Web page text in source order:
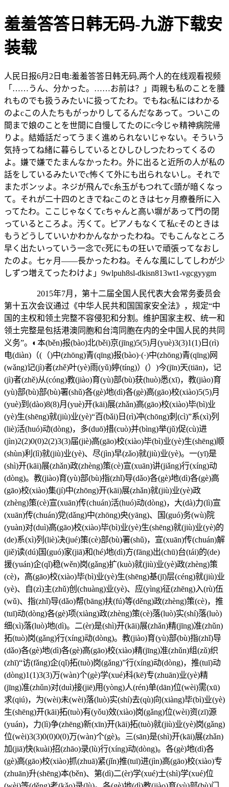
羞羞答答日韩无码-九游下载安
装载
人民日报6月2日电:羞羞答答日韩无码,两个人的在线观看视频
「……うん、分かった。……お前は？」両親も私のことを腫
れものでも扱うみたいに扱ってたわ。でもねc私にはわかる
のよcこの人たちもがっかりしてるんだなあって。ついこの
間まで娘のことを世間に自慢してたのにc今じゃ精神病院帰
りよ。結婚話だってうまく進められないじゃない。そういう
気持ってね緒に暮らしているとひしひしつたわってくるの
よ。嫌で嫌でたまんなかったわ。外に出ると近所の人が私の
話をしているみたいでc怖くて外にも出られないし。それで
またボンッよ。ネジが飛んでc糸玉がもつれてc頭が暗くなっ
て。それが二十四のときでねcこのときは七ヶ月療養所に入
ってたわ。ここじゃなくてcちゃんと高い塀があって門の閉
っているところよ。汚くて。ピアノもなくて私cそのときは
もうどうしていいかわかんなかったわね。でもこんなところ
早く出たいっていう一念でc死にもの狂いで頑張ってなおし
たのよ。七ヶ月――長かったわね。そんな風にしてしわが少
しずつ増えてったわけよ」9wlpuh8sl-dkisn813wt1-vgcgyygm
2015年7月，第十二届全国人民代表大会常务委员会
第十五次会议通过《中华人民共和国国家安全法》，规定“中
国的主权和领土完整不容侵犯和分割。维护国家主权、统一和
领土完整是包括港澳同胞和台湾同胞在内的全中国人民的共同
义务”。◐本(běn)报(bào)北(běi)京(jīng)5(5)月(yuè)3(3)1(1)日(rì)
电(diàn)（(（)中(zhōng)青(qīng)报(bào)·(·)中(zhōng)青(qīng)网
(wǎng)记(jì)者(zhě)叶(yè)雨(yǔ)婷(tíng)）(）)今(jīn)天(tiān)，记
(jì)者(zhě)从(cóng)教(jiào)育(yù)部(bù)获(huò)悉(xī)，教(jiào)育
(yù)部(bù)部(bù)署(shǔ)各(gè)地(dì)各(gè)高(gāo)校(xiào)5(5)月
(yuè)到(dào)8(8)月(yuè)开(kāi)展(zhǎn)高(gāo)校(xiào)毕(bì)业
(yè)生(shēng)就(jiù)业(yè)“百(bǎi)日(rì)冲(chōng)刺(cì)”系(xì)列
(liè)活(huó)动(dòng)，多(duō)措(cuò)并(bìng)举(jǔ)促(cù)进
(jìn)2(2)0(0)2(2)3(3)届(jiè)高(gāo)校(xiào)毕(bì)业(yè)生(shēng)顺
(shùn)利(lì)就(jiù)业(yè)、尽(jìn)早(zǎo)就(jiù)业(yè)。一(yī)是
(shì)开(kāi)展(zhǎn)政(zhèng)策(cè)宣(xuān)讲(jiǎng)行(xíng)动
(dòng)。教(jiào)育(yù)部(bù)指(zhǐ)导(dǎo)各(gè)地(dì)各(gè)高
(gāo)校(xiào)集(jí)中(zhōng)开(kāi)展(zhǎn)就(jiù)业(yè)政
(zhèng)策(cè)宣(xuān)传(chuán)活(huó)动(dòng)，大(dà)力(lì)宣
(xuān)传(chuán)党(dǎng)中(zhōng)央(yāng)、国(guó)务(wù)院
(yuàn)对(duì)高(gāo)校(xiào)毕(bì)业(yè)生(shēng)就(jiù)业(yè)的
(de)系(xì)列(liè)决(jué)策(cè)部(bù)署(shǔ)，宣(xuān)传(chuán)解
(jiě)读(dú)国(guó)家(jiā)和(hé)地(dì)方(fāng)出(chū)台(tái)的(de)
援(yuán)企(qǐ)稳(wěn)岗(gǎng)扩(kuò)就(jiù)业(yè)政(zhèng)策
(cè)，高(gāo)校(xiào)毕(bì)业(yè)生(shēng)基(jī)层(céng)就(jiù)业
(yè)、自(zì)主(zhǔ)创(chuàng)业(yè)、应(yìng)征(zhēng)入(rù)伍
(wǔ)、指(zhǐ)导(dǎo)帮(bāng)扶(fú)等(děng)政(zhèng)策(cè)，推
(tuī)动(dòng)各(gè)项(xiàng)政(zhèng)策(cè)落(luò)实(shí)落(luò)
细(xì)落(luò)地(dì)。二(èr)是(shì)开(kāi)展(zhǎn)精(jīng)准(zhǔn)
拓(tuò)岗(gǎng)行(xíng)动(dòng)。教(jiào)育(yù)部(bù)指(zhǐ)导
(dǎo)各(gè)地(dì)各(gè)高(gāo)校(xiào)精(jīng)准(zhǔn)组(zǔ)织
(zhī)“访(fǎng)企(qǐ)拓(tuò)岗(gǎng)”行(xíng)动(dòng)，推(tuī)动
(dòng)1(1)3(3)万(wàn)个(gè)学(xué)科(kē)专(zhuān)业(yè)精
(jīng)准(zhǔn)对(duì)接(jiē)用(yòng)人(rén)单(dān)位(wèi)需(xū)
求(qiú)，为(wèi)未(wèi)落(luò)实(shí)去(qù)向(xiàng)毕(bì)业(yè)
生(shēng)开(kāi)拓(tuò)有(yǒu)效(xiào)岗(gǎng)位(wèi)资(zī)源
(yuán)，力(lì)争(zhēng)新(xīn)开(kāi)拓(tuò)就(jiù)业(yè)岗(gǎng)
位(wèi)3(3)0(0)0(0)万(wàn)个(gè)。三(sān)是(shì)开(kāi)展(zhǎn)
加(jiā)快(kuài)招(zhāo)录(lù)行(xíng)动(dòng)。各(gè)地(dì)各
(gè)高(gāo)校(xiào)抓(zhuā)紧(jǐn)推(tuī)进(jìn)高(gāo)校(xiào)专
(zhuān)升(shēng)本(běn)、第(dì)二(èr)学(xué)士(shì)学(xué)位